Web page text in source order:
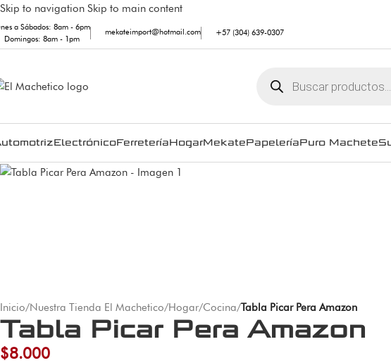
Skip to navigation Skip to main content
a Sábados: 8am - 6pm
Domingos: 8am - 1pm
mekateimport@hotmail.com +57 (304) 639-0307
ElectrónicoFerreteríaHogarMekatePapeleríaPuro Machete
Inicio/Nuestra Tienda El Machetico/Hogar/Cocina/Tabla Picar Pera Amazon
Tabla Picar Pera Amazon
$8.000